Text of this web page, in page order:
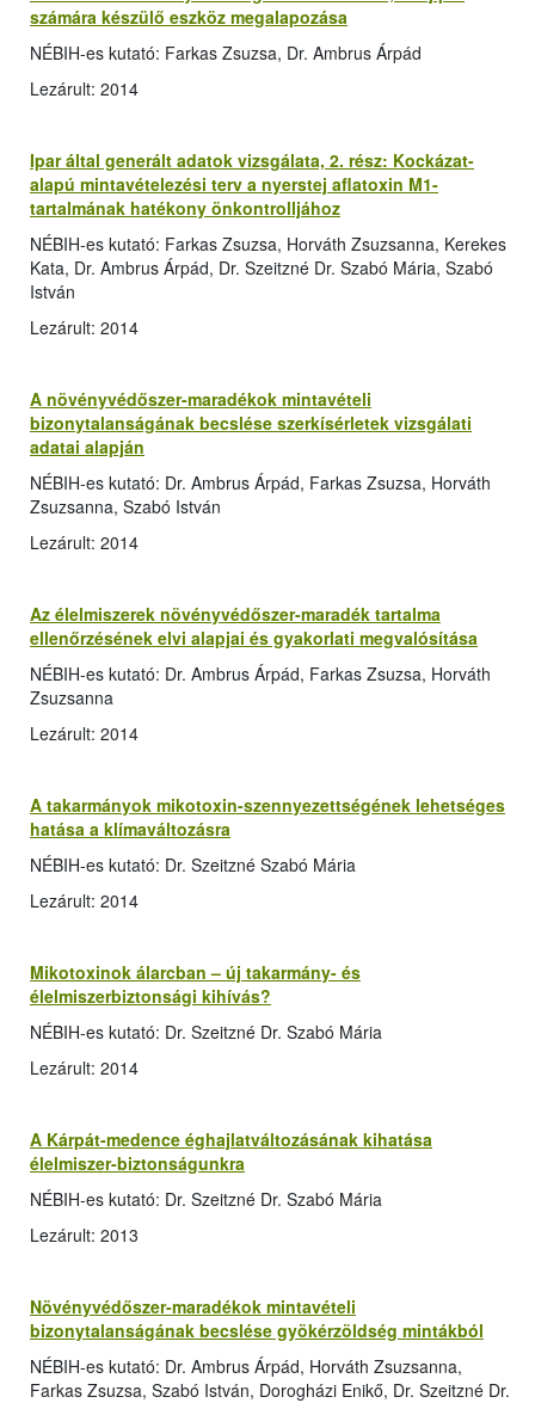
számára készülő eszköz megalapozása
NÉBIH-es kutató: Farkas Zsuzsa, Dr. Ambrus Árpád
Lezárult: 2014
Ipar által generált adatok vizsgálata, 2. rész: Kockázat-
alapú mintavételezési terv a nyerstej aflatoxin M1-
tartalmának hatékony önkontrolljához
NÉBIH-es kutató: Farkas Zsuzsa, Horváth Zsuzsanna, Kerekes
Kata, Dr. Ambrus Árpád, Dr. Szeitzné Dr. Szabó Mária, Szabó
István
Lezárult: 2014
A növényvédőszer-maradékok mintavételi
bizonytalanságának becslése szerkísérletek vizsgálati
adatai alapján
NÉBIH-es kutató: Dr. Ambrus Árpád, Farkas Zsuzsa, Horváth
Zsuzsanna, Szabó István
Lezárult: 2014
Az élelmiszerek növényvédőszer-maradék tartalma
ellenőrzésének elvi alapjai és gyakorlati megvalósítása
NÉBIH-es kutató: Dr. Ambrus Árpád, Farkas Zsuzsa, Horváth
Zsuzsanna
Lezárult: 2014
A takarmányok mikotoxin-szennyezettségének lehetséges
hatása a klímaváltozásra
NÉBIH-es kutató: Dr. Szeitzné Szabó Mária
Lezárult: 2014
Mikotoxinok álarcban – új takarmány- és
élelmiszerbiztonsági kihívás?
NÉBIH-es kutató: Dr. Szeitzné Dr. Szabó Mária
Lezárult: 2014
A Kárpát-medence éghajlatváltozásának kihatása
élelmiszer-biztonságunkra
NÉBIH-es kutató: Dr. Szeitzné Dr. Szabó Mária
Lezárult: 2013
Növényvédőszer-maradékok mintavételi
bizonytalanságának becslése gyökérzöldség mintákból
NÉBIH-es kutató: Dr. Ambrus Árpád, Horváth Zsuzsanna,
Farkas Zsuzsa, Szabó István, Dorogházi Enikő, Dr. Szeitzné Dr.